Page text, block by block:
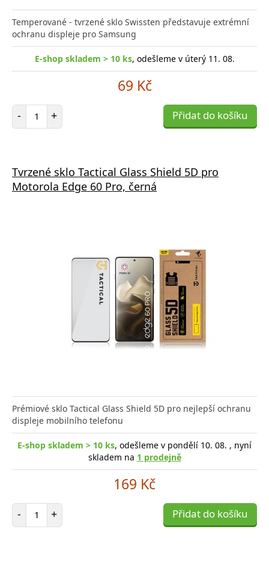
Temperované - tvrzené sklo Swissten představuje extrémní
ochranu displeje pro Samsung
E-shop skladem > 10 ks, odešleme v úterý 11. 08.
69 Kč
- Počet položek
+ Přidat do košíku
Tvrzené sklo Tactical Glass Shield 5D pro
Motorola Edge 60 Pro, černá
Prémiové sklo Tactical Glass Shield 5D pro nejlepší ochranu
displeje mobilního telefonu
E-shop skladem > 10 ks, odešleme v pondělí 10. 08. , nyní
skladem na 1 prodejně
169 Kč
- Počet položek
+ Přidat do košíku